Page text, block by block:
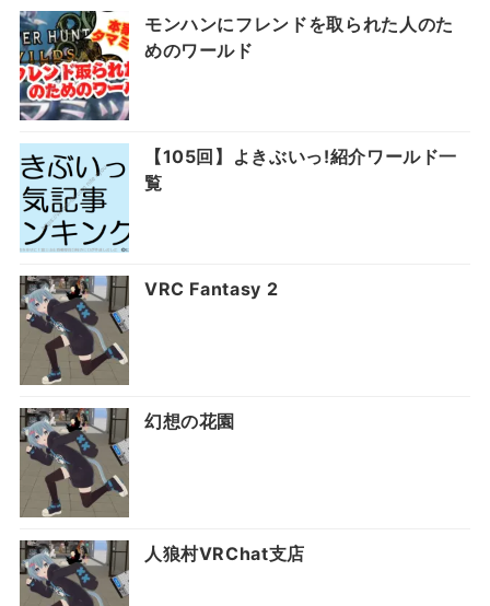
モンハンにフレンドを取られた人のた
めのワールド
【105回】よきぶいっ!紹介ワールド一
覧
VRC Fantasy 2
幻想の花園
人狼村VRChat支店